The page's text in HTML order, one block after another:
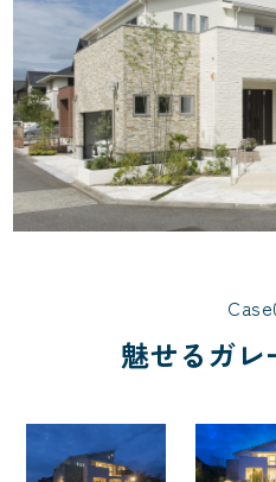
魅せるガレ